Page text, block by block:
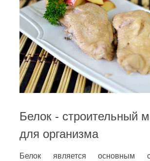
Белок - строительный
для организма
Белок является основным